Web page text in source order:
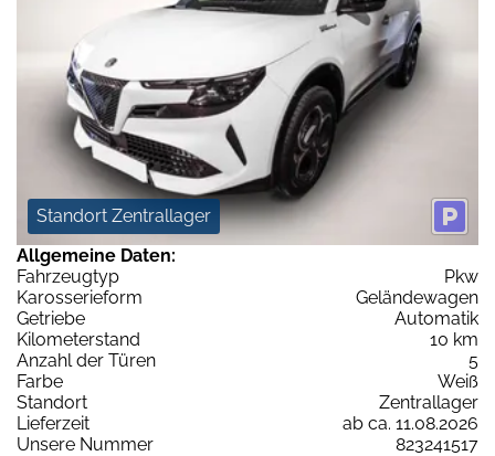
Standort Zentrallager
Allgemeine Daten:
Fahrzeugtyp
Pkw
Karosserieform
Geländewagen
Getriebe
Automatik
Kilometerstand
10 km
Anzahl der Türen
5
Farbe
Weiß
Standort
Zentrallager
Lieferzeit
ab ca. 11.08.2026
Unsere Nummer
823241517